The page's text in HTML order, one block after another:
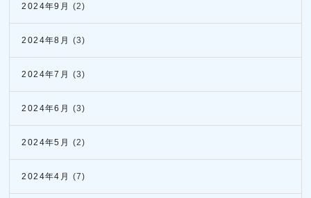
2024年9月 (2)
2024年8月 (3)
2024年7月 (3)
2024年6月 (3)
2024年5月 (2)
2024年4月 (7)